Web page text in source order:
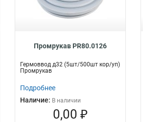
Промрукав PR80.0126
Гермоввод д32 (5шт/500шт кор/уп)
Промрукав
Подробнее
Наличие: В наличии
0,00 ₽